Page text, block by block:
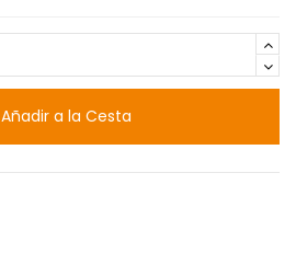
Añadir a la Cesta